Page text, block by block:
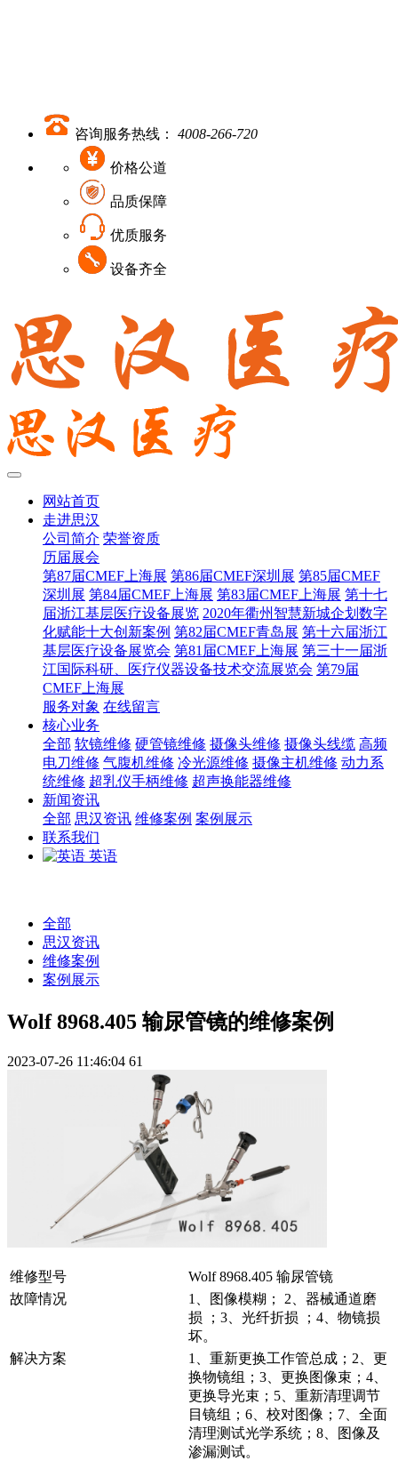
咨询服务热线： 4008-266-720
价格公道
品质保障
优质服务
设备齐全
网站首页
走进思汉
公司简介 荣誉资质
历届展会
第87届CMEF上海展 第86届CMEF深圳展 第85届CMEF
深圳展 第84届CMEF上海展 第83届CMEF上海展 第十七
届浙江基层医疗设备展览 2020年衢州智慧新城企划数字
化赋能十大创新案例 第82届CMEF青岛展 第十六届浙江
基层医疗设备展览会 第81届CMEF上海展 第三十一届浙
江国际科研、医疗仪器设备技术交流展览会 第79届
CMEF上海展
服务对象 在线留言
核心业务
全部 软镜维修 硬管镜维修 摄像头维修 摄像头线缆 高频
电刀维修 气腹机维修 冷光源维修 摄像主机维修 动力系
统维修 超乳仪手柄维修 超声换能器维修
新闻资讯
全部 思汉资讯 维修案例 案例展示
联系我们
英语
全部
思汉资讯
维修案例
案例展示
Wolf 8968.405 输尿管镜的维修案例
2023-07-26 11:46:04 61
维修型号
Wolf 8968.405 输尿管镜
故障情况
1、图像模糊； 2、器械通道磨
损 ；3、光纤折损 ；4、物镜损
坏。
解决方案
1、重新更换工作管总成；2、更
换物镜组；3、更换图像束；4、
更换导光束；5、重新清理调节
目镜组；6、校对图像；7、全面
清理测试光学系统；8、图像及
渗漏测试。